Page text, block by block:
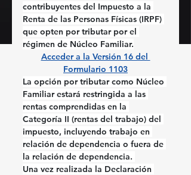
contribuyentes del Impuesto a la
Renta de las Personas Físicas (IRPF)
que opten por tributar por el
régimen de Núcleo Familiar.
Acceder a la Versión 16 del
Formulario 1103
La opción por tributar como Núcleo
Familiar estará restringida a las
rentas comprendidas en la
Categoría II (rentas del trabajo) del
impuesto, incluyendo trabajo en
relación de dependencia o fuera de
la relación de dependencia.
Una vez realizada la Declaración